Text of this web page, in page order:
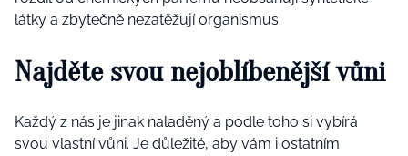
látky a zbytečně nezatěžují organismus.
Najděte svou nejoblíbenější vůni
Každý z nás je jinak naladěný a podle toho si vybírá
svou vlastní vůni. Je důležité, aby vám i ostatním